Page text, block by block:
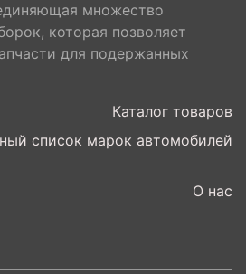
множество
которая позволяет
для подержанных
Каталог товаров
список марок автомобилей
О нас